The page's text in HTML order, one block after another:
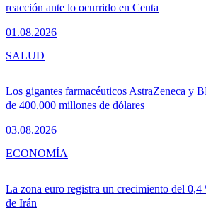
reacción ante lo ocurrido en Ceuta
01.08.2026
Los gigantes farmacéuticos AstraZeneca y
de 400.000 millones de dólares
03.08.2026
SALUD
La zona euro registra un crecimiento del 0,4
de Irán
ECONOMÍA